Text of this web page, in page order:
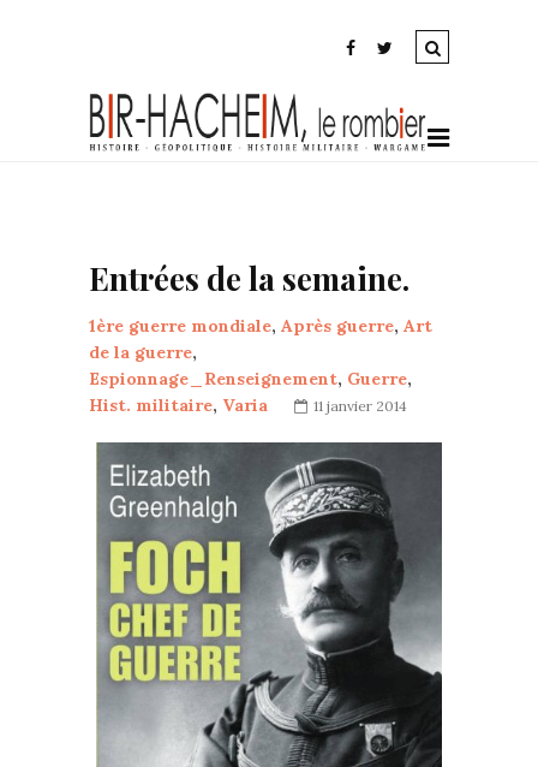
Entrées de la semaine.
1ère guerre mondiale, Après guerre, Art
de la guerre,
Espionnage_Renseignement, Guerre,
Hist. militaire, Varia 11 janvier 2014